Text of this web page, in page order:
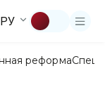
РУ
реформа